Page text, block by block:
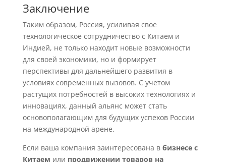
Заключение
Таким образом, Россия, усиливая свое
технологическое сотрудничество с Китаем и
Индией, не только находит новые возможности
для своей экономики, но и формирует
перспективы для дальнейшего развития в
условиях современных вызовов. С учетом
растущих потребностей в высоких технологиях и
инновациях, данный альянс может стать
основополагающим для будущих успехов России
на международной арене.
Если ваша компания заинтересована в бизнесе с
Китаем или продвижении товаров на